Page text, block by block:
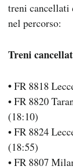
treni cancellati
nel percorso:
Treni
•FR 8818
• FR 8820
(18:10)
• FR 8824
(18:55)
• FR 8807